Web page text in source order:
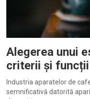
Alegerea unui
criterii și
Industria aparatelor de
semnificativă datorită